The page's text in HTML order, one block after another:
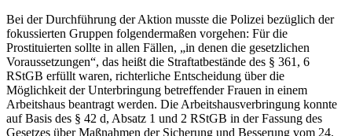
Bei der Durchführung der Aktion musste die Polizei bezüglich der
fokussierten Gruppen folgendermaßen vorgehen: Für die
Prostituierten sollte in allen Fällen, „in denen die gesetzlichen
Voraussetzungen“, das heißt die Straftatbestände des § 361, 6
RStGB erfüllt waren, richterliche Entscheidung über die
Möglichkeit der Unterbringung betreffender Frauen in einem
Arbeitshaus beantragt werden. Die Arbeitshausverbringung konnte
auf Basis des § 42 d, Absatz 1 und 2 RStGB in der Fassung des
Gesetzes über Maßnahmen der Sicherung und Besserung vom 24.